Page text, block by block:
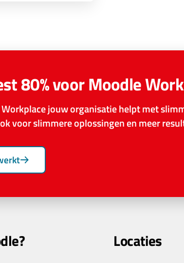
80% voor Moodle
jouw organisatie helpt met
voor slimmere oplossingen en meer
Locaties